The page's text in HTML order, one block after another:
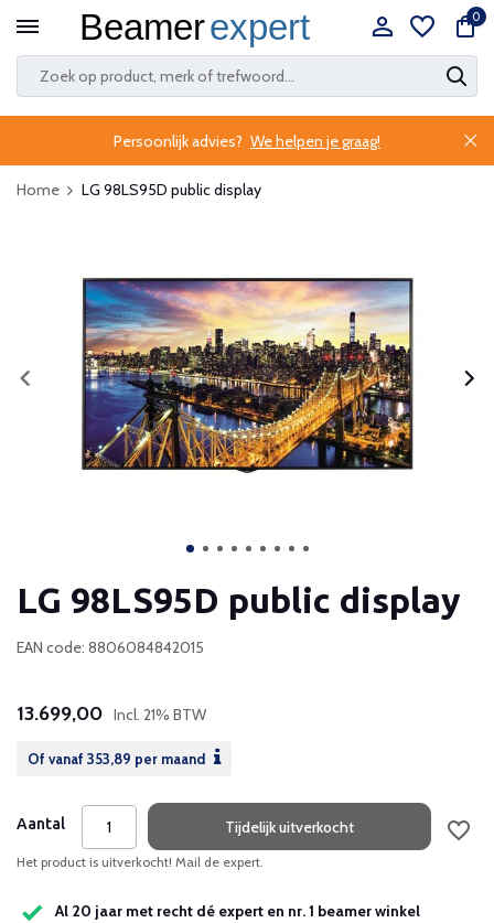
0
Persoonlijk advies? We helpen je graag!
Home LG 98LS95D public display
LG 98LS95D public display
EAN code: 8806084842015
13.699,00 Incl. 21% BTW
Of vanaf 353,89 per maand
Aantal Tijdelijk uitverkocht
Het product is uitverkocht! Mail de expert.
Al 20 jaar met recht dé expert en nr. 1 beamer winkel